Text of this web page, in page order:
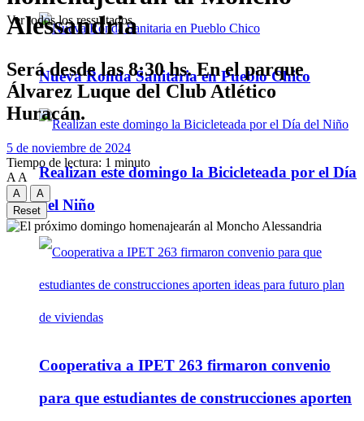
Nueva Ronda Sanitaria en Pueblo Chico
Realizan este domingo la Bicicleteada por el Día
del Niño
Cooperativa a IPET 263 firmaron convenio
para que estudiantes de construcciones aporten
Ver todos los ressultados
Alessandria
Será desde las 8:30 hs. En el parque
Álvarez Luque del Club Atlético
Huracán.
5 de noviembre de 2024
Tiempo de lectura: 1 minuto
A A
A
A
Reset